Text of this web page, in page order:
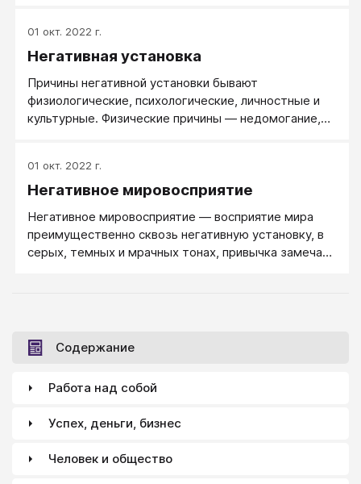
01 окт. 2022 г.
Негативная установка
Причины негативной установки бывают
физиологические, психологические, личностные и
культурные. Физические причины — недомогание,
01 окт. 2022 г.
Негативное мировосприятие
Негативное мировосприятие — восприятие мира
преимущественно сквозь негативную установку, в
серых, темных и мрачных тонах, привычка замечать
Содержание
Работа над собой
Успех, деньги, бизнес
Человек и общество